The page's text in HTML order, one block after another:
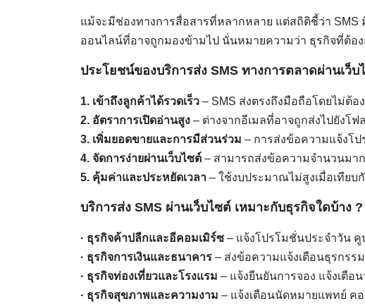
แม้จะมีช่องทางการสื่อสารที่หลากหลาย แต่สถิติชี้ว่า SMS
ออนไลน์ที่อาจถูกมองข้ามไป นั่นหมายความว่า ธุรกิจที่ต้อง
ประโยชน์ของบริการส่ง SMS ทางการตลาดผ่านเว็บ
1. เข้าถึงลูกค้าได้รวดเร็ว – SMS ส่งตรงถึงมือถือโดยไม่ต้
2. อัตราการเปิดอ่านสูง – ต่างจากอีเมลที่อาจถูกส่งไปยังโ
3. เพิ่มยอดขายและการมีส่วนร่วม – การส่งข้อความแจ้งโ
4. จัดการง่ายผ่านเว็บไซต์ – สามารถส่งข้อความจำนวนมา
5. คุ้มค่าและประหยัดเวลา – ใช้งบประมาณไม่สูงเมื่อเทีย
บริการส่ง SMS ผ่านเว็บไซต์ เหมาะกับธุรกิจใดบ้าง ?
· ธุรกิจค้าปลีกและอีคอมเมิร์ซ – แจ้งโปรโมชั่นประจำวัน
· ธุรกิจการเงินและธนาคาร – ส่งข้อความแจ้งเตือนธุรกรร
· ธุรกิจท่องเที่ยวและโรงแรม – แจ้งยืนยันการจอง แจ้งเตื
· ธุรกิจสุขภาพและความงาม – แจ้งเตือนนัดหมายแพทย์ ค